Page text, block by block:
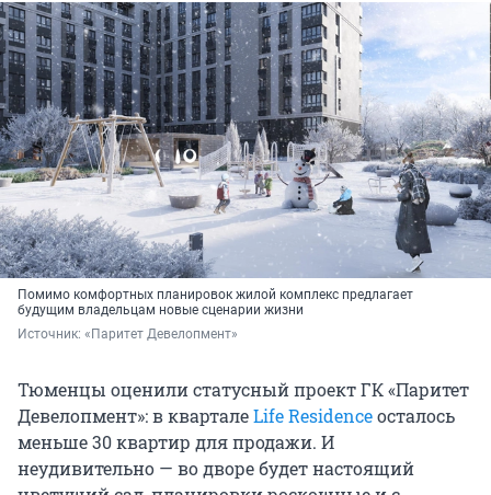
Помимо комфортных планировок жилой комплекс предлагает
будущим владельцам новые сценарии жизни
Источник: «Паритет Девелопмент»
Тюменцы оценили статусный проект ГК «Паритет
Девелопмент»: в кварталеLife Residenceосталось
меньше 30 квартир для продажи. И
неудивительно — во дворе будет настоящий